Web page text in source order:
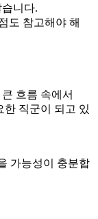
니다.
도 참고해야 해
흐름 속에서
한 직군이 되고 있
가능성이 충분합